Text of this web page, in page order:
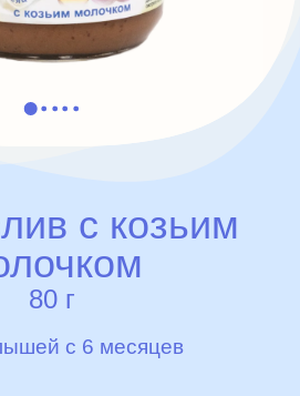
с козьим
80 г
с 6 месяцев